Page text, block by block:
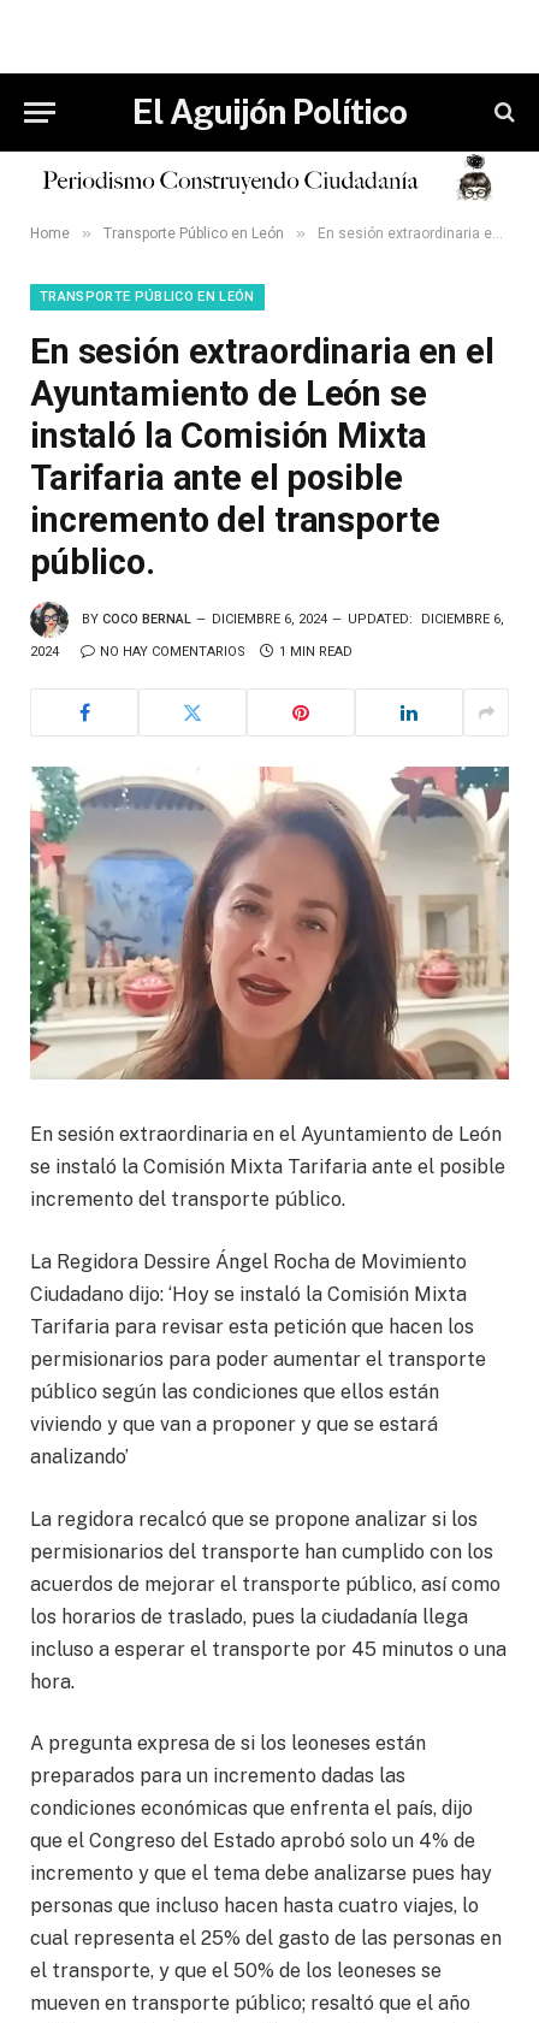
El Aguijón Político
Home » Transporte Público en León » En sesión extraordinaria en el Ayuntamiento de León se instaló la Comisión Mixta Tarifaria ante el posible incremento del transporte público.
TRANSPORTE PÚBLICO EN LEÓN
En sesión extraordinaria en el
Ayuntamiento de León se
instaló la Comisión Mixta
Tarifaria ante el posible
incremento del transporte
público.
BY COCO BERNAL DICIEMBRE 6, 2024 UPDATED: DICIEMBRE 6,
2024 NO HAY COMENTARIOS 1 MIN READ
En sesión extraordinaria en el Ayuntamiento de León
se instaló la Comisión Mixta Tarifaria ante el posible
incremento del transporte público.
La Regidora Dessire Ángel Rocha de Movimiento
Ciudadano dijo: ‘Hoy se instaló la Comisión Mixta
Tarifaria para revisar esta petición que hacen los
permisionarios para poder aumentar el transporte
público según las condiciones que ellos están
viviendo y que van a proponer y que se estará
analizando’
La regidora recalcó que se propone analizar si los
permisionarios del transporte han cumplido con los
acuerdos de mejorar el transporte público, así como
los horarios de traslado, pues la ciudadanía llega
incluso a esperar el transporte por 45 minutos o una
hora.
A pregunta expresa de si los leoneses están
preparados para un incremento dadas las
condiciones económicas que enfrenta el país, dijo
que el Congreso del Estado aprobó solo un 4% de
incremento y que el tema debe analizarse pues hay
personas que incluso hacen hasta cuatro viajes, lo
cual representa el 25% del gasto de las personas en
el transporte, y que el 50% de los leoneses se
mueven en transporte público; resaltó que el año